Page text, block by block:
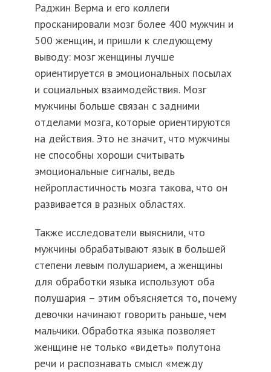
Раджин Верма и его коллеги
просканировали мозг более 400 мужчин и
500 женщин, и пришли к следующему
выводу: мозг женщины лучше
ориентируется в эмоциональных посылах
и социальных взаимодействия. Мозг
мужчины больше связан с задними
отделами мозга, которые ориентируются
на действия. Это не значит, что мужчины
не способны хороши считывать
эмоциональные сигналы, ведь
нейропластичность мозга такова, что он
развивается в разных областях.
Также исследователи выяснили, что
мужчины обрабатывают язык в большей
степени левым полушарием, а женщины
для обработки языка используют оба
полушария – этим объясняется то, почему
девочки начинают говорить раньше, чем
мальчики. Обработка языка позволяет
женщине не только «видеть» полутона
речи и распознавать смысл «между